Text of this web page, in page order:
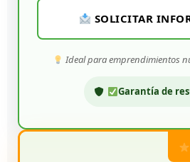
SOLICITAR
Ideal para emprendimientos
Garantía de